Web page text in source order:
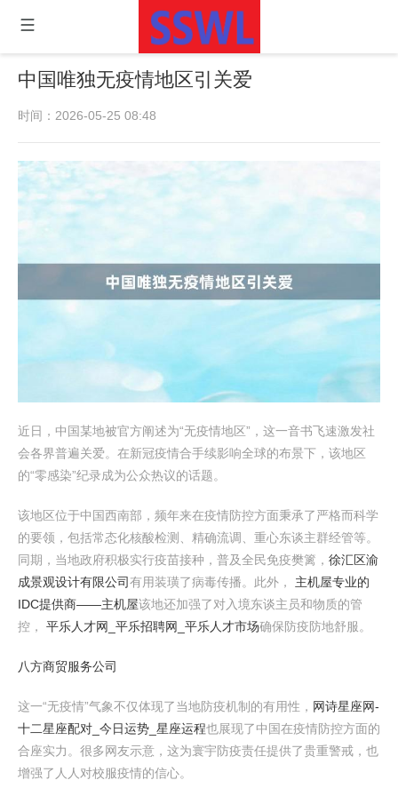
中国唯独无疫情地区引关爱
时间：2026-05-25 08:48
近日，中国某地被官方阐述为“无疫情地区”，这一音书飞速激发社
会各界普遍关爱。在新冠疫情合手续影响全球的布景下，该地区
的“零感染”纪录成为公众热议的话题。
该地区位于中国西南部，频年来在疫情防控方面秉承了严格而科学
的要领，包括常态化核酸检测、精确流调、重心东谈主群经管等。
同期，当地政府积极实行疫苗接种，普及全民免疫樊篱， 徐汇区渝
成景观设计有限公司有用装璜了病毒传播。此外， 主机屋专业的
IDC提供商――主机屋该地还加强了对入境东谈主员和物质的管
控， 平乐人才网_平乐招聘网_平乐人才市场确保防疫防地舒服。
八方商贸服务公司
这一“无疫情”气象不仅体现了当地防疫机制的有用性， 网诗星座网-
十二星座配对_今日运势_星座运程也展现了中国在疫情防控方面的
合座实力。很多网友示意，这为寰宇防疫责任提供了贵重警戒，也
增强了人人对校服疫情的信心。